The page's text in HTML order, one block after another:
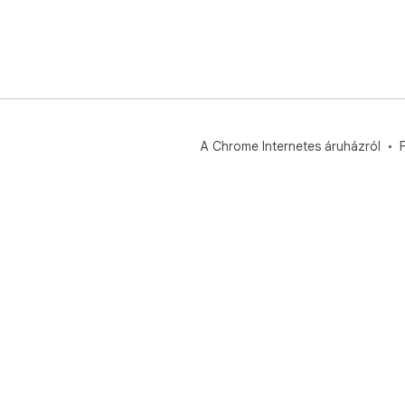
A Chrome Internetes áruházról